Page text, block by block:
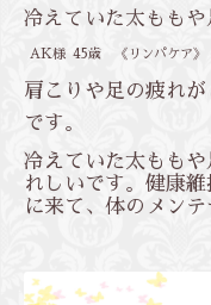
冷えていた太ももや
AK様 45歳 《リンパケア》
肩こりや足の疲れ
です。
冷えていた太もも
れしいです。健康
に来て、体のメン